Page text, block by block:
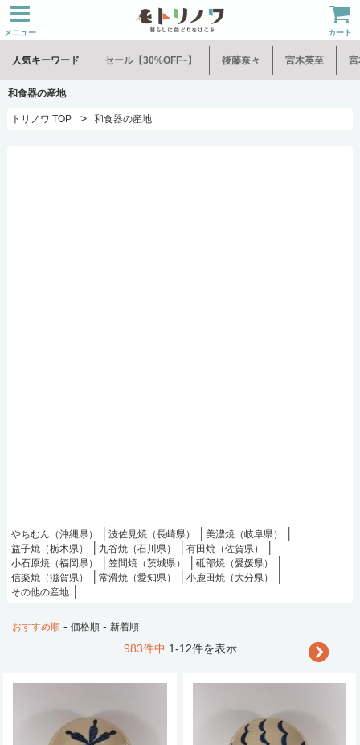
メニュー カート
人気キーワード セール【30%OFF~】 後藤奈々 宮木英至 宮
水谷和音
和食器の産地
トリノワ TOP > 和食器の産地
やちむん（沖縄県） 波佐見焼（長崎県）
美濃焼（岐阜県）
益子焼（栃木県）
九谷焼（石川県）
有田焼（佐賀県）
小石原焼（福岡県）
笠間焼（茨城県）
砥部焼（愛媛県）
信楽焼（滋賀県）
常滑焼（愛知県）
小鹿田焼（大分県）
その他の産地
おすすめ順 - 価格順 - 新着順
983件中 1-12件を表示